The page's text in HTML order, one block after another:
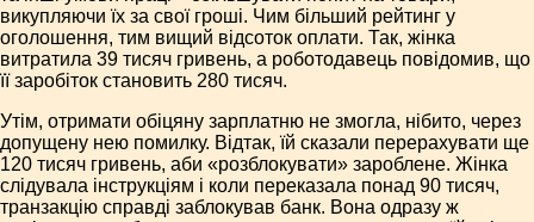
викупляючи їх за свої гроші. Чим більший рейтинг у
оголошення, тим вищий відсоток оплати. Так, жінка
витратила 39 тисяч гривень, а роботодавець повідомив, що
її заробіток становить 280 тисяч.
Утім, отримати обіцяну зарплатню не змогла, нібито, через
допущену нею помилку. Відтак, їй сказали перерахувати ще
120 тисяч гривень, аби «розблокувати» зароблене. Жінка
слідувала інструкціям і коли переказала понад 90 тисяч,
транзакцію справді заблокував банк. Вона одразу ж